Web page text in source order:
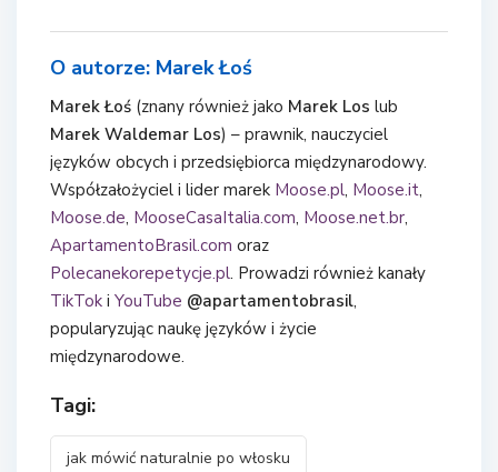
O autorze: Marek Łoś
Marek Łoś (znany również jako Marek Los lub
Marek Waldemar Los) – prawnik, nauczyciel
języków obcych i przedsiębiorca międzynarodowy.
Współzałożyciel i lider marek Moose.pl, Moose.it,
Moose.de, MooseCasaItalia.com, Moose.net.br,
ApartamentoBrasil.com oraz
Polecanekorepetycje.pl. Prowadzi również kanały
TikTok i YouTube @apartamentobrasil,
popularyzując naukę języków i życie
międzynarodowe.
Tagi:
jak mówić naturalnie po włosku